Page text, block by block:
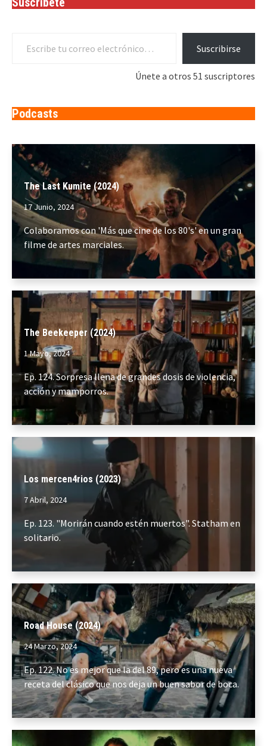
Suscribirse
Únete a otros 51 suscriptores
Podcasts
The Last Kumite (2024)
17 Junio, 2024
Colaboramos con 'Más que cine de los 80's' en un gran
filme de artes marciales.
The Beekeeper (2024)
1 Mayo, 2024
Ep. 124. Sorpresa llena de grandes dosis de violencia,
acción y mamporros.
Los mercen4rios (2023)
7 Abril, 2024
Ep. 123. "Morirán cuando estén muertos". Statham en
solitario.
Road House (2024)
24 Marzo, 2024
Ep. 122. No es mejor que la del 89, pero es una nueva
receta del clásico que nos deja un buen sabor de boca.